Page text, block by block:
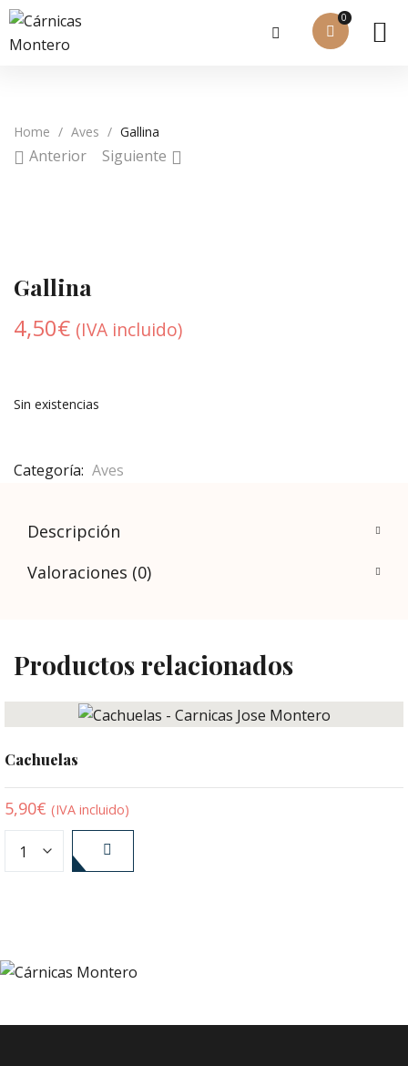
0
Home / Aves / Gallina
Anterior Siguiente
Gallina
4,50€ (IVA incluido)
Sin existencias
Categoría: Aves
Descripción
Valoraciones (0)
Productos relacionados
Cachuelas
5,90€ (IVA incluido)